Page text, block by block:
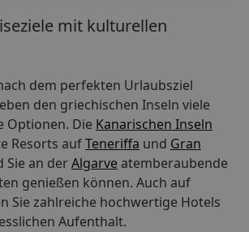
mit kulturellen
dem perfekten Urlaubsziel
den griechischen Inseln viele
Optionen. Die Kanarischen Inseln
Resorts aufTeneriffa und Gran
Sie an derAlgarveatemberaubende
genießen können. Auch auf
Sie zahlreiche hochwertige Hotels
Aufenthalt.